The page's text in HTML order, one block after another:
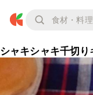
シャキシャキ千切